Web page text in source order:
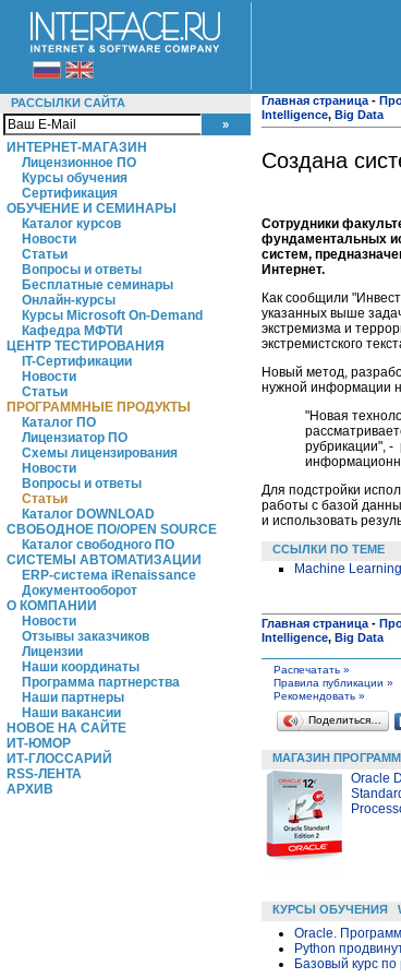
РАССЫЛКИ САЙТА
ИНТЕРНЕТ-МАГАЗИН
Лицензионное ПО
Курсы обучения
Сертификация
ОБУЧЕНИЕ И СЕМИНАРЫ
Каталог курсов
Новости
Статьи
Вопросы и ответы
Бесплатные семинары
Онлайн-курсы
Курсы Microsoft On-Demand
Кафедра МФТИ
ЦЕНТР ТЕСТИРОВАНИЯ
IT-Сертификации
Новости
Статьи
ПРОГРАММНЫЕ ПРОДУКТЫ
Каталог ПО
Лицензиатор ПО
Схемы лицензирования
Новости
Вопросы и ответы
Статьи
Каталог DOWNLOAD
СВОБОДНОЕ ПО/OPEN SOURCE
Каталог свободного ПО
СИСТЕМЫ АВТОМАТИЗАЦИИ
ERP-система iRenaissance
Документооборот
О КОМПАНИИ
Новости
Отзывы заказчиков
Лицензии
Наши координаты
Программа партнерства
Наши партнеры
Наши вакансии
НОВОЕ НА САЙТЕ
ИТ-ЮМОР
ИТ-ГЛОССАРИЙ
RSS-ЛЕНТА
АРХИВ
Главная страница -
Intelligence, Big Data
Создана
Сотрудники
фундаментальных
систем,
Интернет.
Как сообщили
указанных выше
экстремизма и
экстремистского
Новый метод,
нужной информации
"Новая
рубрикации", -
Для подстройки
работы с базой
и использовать
ССЫЛКИ ПО ТЕМЕ
Machine
Главная страница -
Intelligence, Big Data
Распечатать »
Правила публикации »
Рекомендовать »
Поделиться…
МАГАЗИН
Oracle
КУРСЫ ОБУЧЕНИЯ
Oracle.
Python
Базовый курс